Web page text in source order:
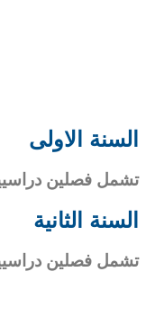
السنة الاولى
تشمل فصلين
السنة الثانية
تشمل فصلين